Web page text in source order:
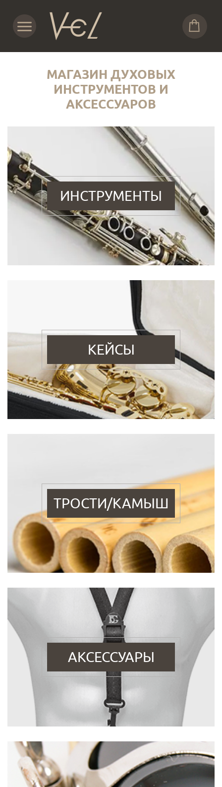
МАГАЗИН ДУХОВЫХ
ИНСТРУМЕНТОВ И
АКСЕССУАРОВ
ИНСТРУМЕНТЫ
КЕЙСЫ
ТРОСТИ/КАМЫШ
АКСЕССУАРЫ